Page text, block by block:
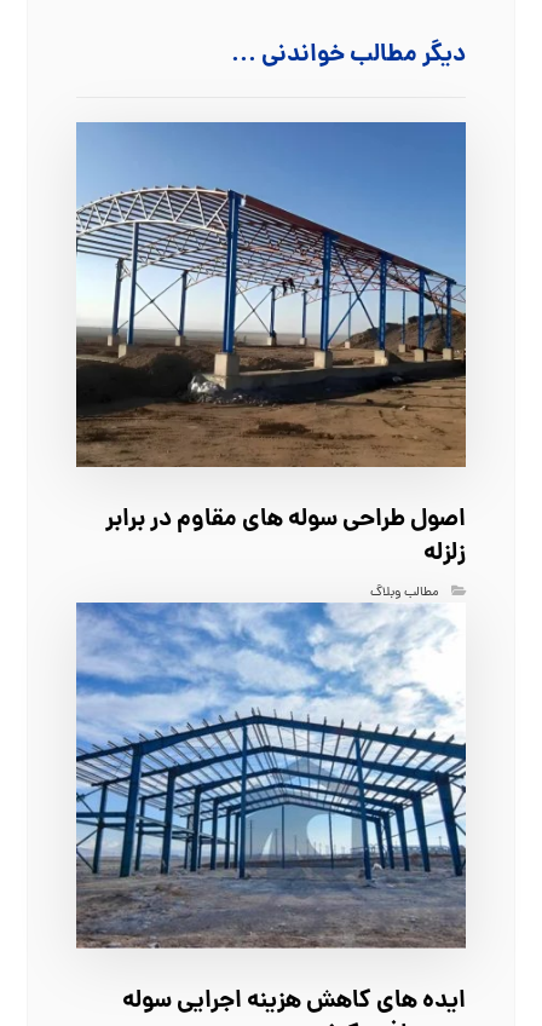
دیگر مطالب خواندنی ...
اصول طراحی سوله‌ های مقاوم در برابر
زلزله
مطالب وبلاگ
ایده‌ های کاهش هزینه اجرایی سوله